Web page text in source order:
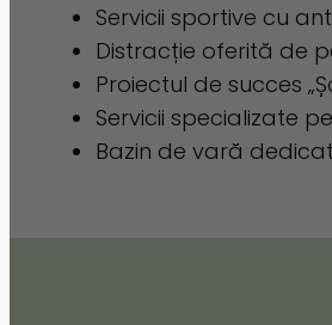
Servicii sportive cu
Distracție oferită de
Proiectul de succes
Servicii specializate
Bazin de vară